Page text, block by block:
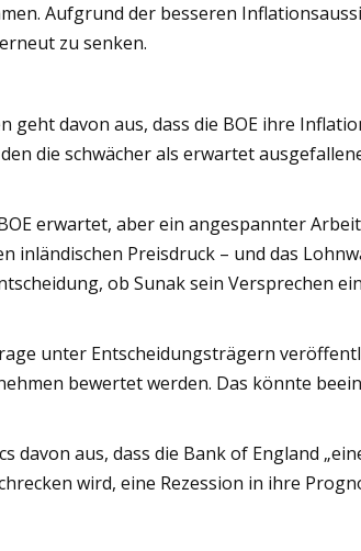
Aufgrund der besseren
zu senken.
davon aus, dass die BOE ihre
die schwächer als erwartet
erwartet, aber ein angespannter
Preisdruck – und das
ob Sunak sein Versprechen
unter Entscheidungsträgern
bewertet werden. Das könnte
davon aus, dass die Bank of England
wird, eine Rezession in ihre